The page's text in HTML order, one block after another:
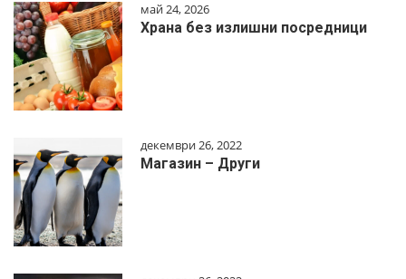
май 24, 2026
Храна без излишни посредници
декември 26, 2022
Магазин – Други